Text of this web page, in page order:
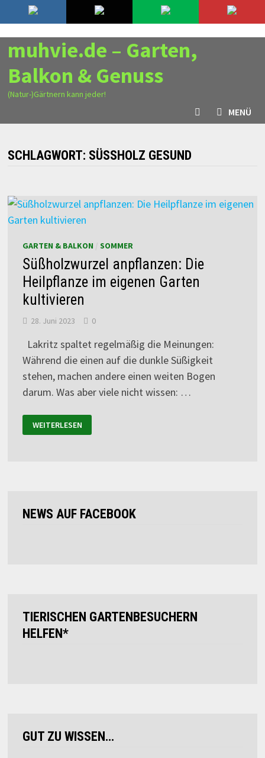
Zurück
zum
Inhalt
10. August 2026
muhvie.de – Garten,
Balkon & Genuss
(Natur-)Gärtnern kann jeder!
MENÜ
SCHLAGWORT: SÜSSHOLZ GESUND
GARTEN & BALKON SOMMER
Süßholzwurzel anpflanzen: Die
Heilpflanze im eigenen Garten
kultivieren
28. Juni 2023 0
Lakritz spaltet regelmäßig die Meinungen:
Während die einen auf die dunkle Süßigkeit
stehen, machen andere einen weiten Bogen
darum. Was aber viele nicht wissen: …
WEITERLESEN
NEWS AUF FACEBOOK
TIERISCHEN GARTENBESUCHERN
HELFEN*
GUT ZU WISSEN…